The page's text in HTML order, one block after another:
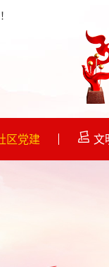
区党建 文